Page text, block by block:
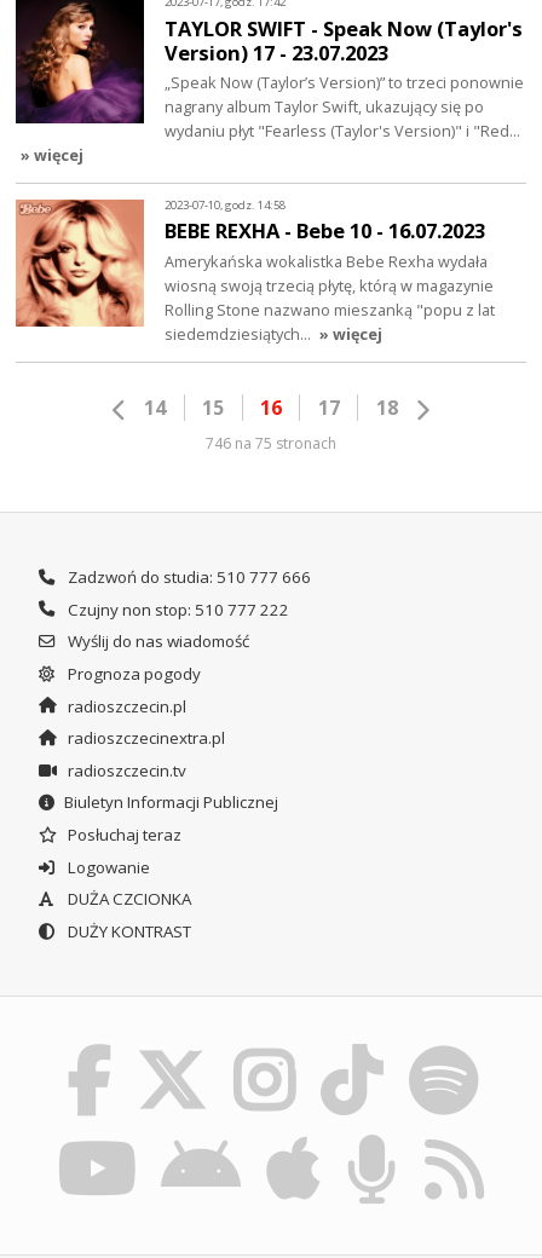
TAYLOR SWIFT - Speak Now (Taylor's
Version) 17 - 23.07.2023
„Speak Now (Taylor’s Version)” to trzeci ponownie
nagrany album Taylor Swift, ukazujący się po
wydaniu płyt "Fearless (Taylor's Version)" i "Red…
» więcej
2023-07-10, godz. 14:58
BEBE REXHA - Bebe 10 - 16.07.2023
Amerykańska wokalistka Bebe Rexha wydała
wiosną swoją trzecią płytę, którą w magazynie
Rolling Stone nazwano mieszanką "popu z lat
siedemdziesiątych… » więcej
14 15 16 17 18
746 na 75 stronach
Zadzwoń do studia: 510 777 666
Czujny non stop: 510 777 222
Wyślij do nas wiadomość
Prognoza pogody
radioszczecin.pl
radioszczecinextra.pl
radioszczecin.tv
Biuletyn Informacji Publicznej
Posłuchaj teraz
Logowanie
DUŻA CZCIONKA
DUŻY KONTRAST